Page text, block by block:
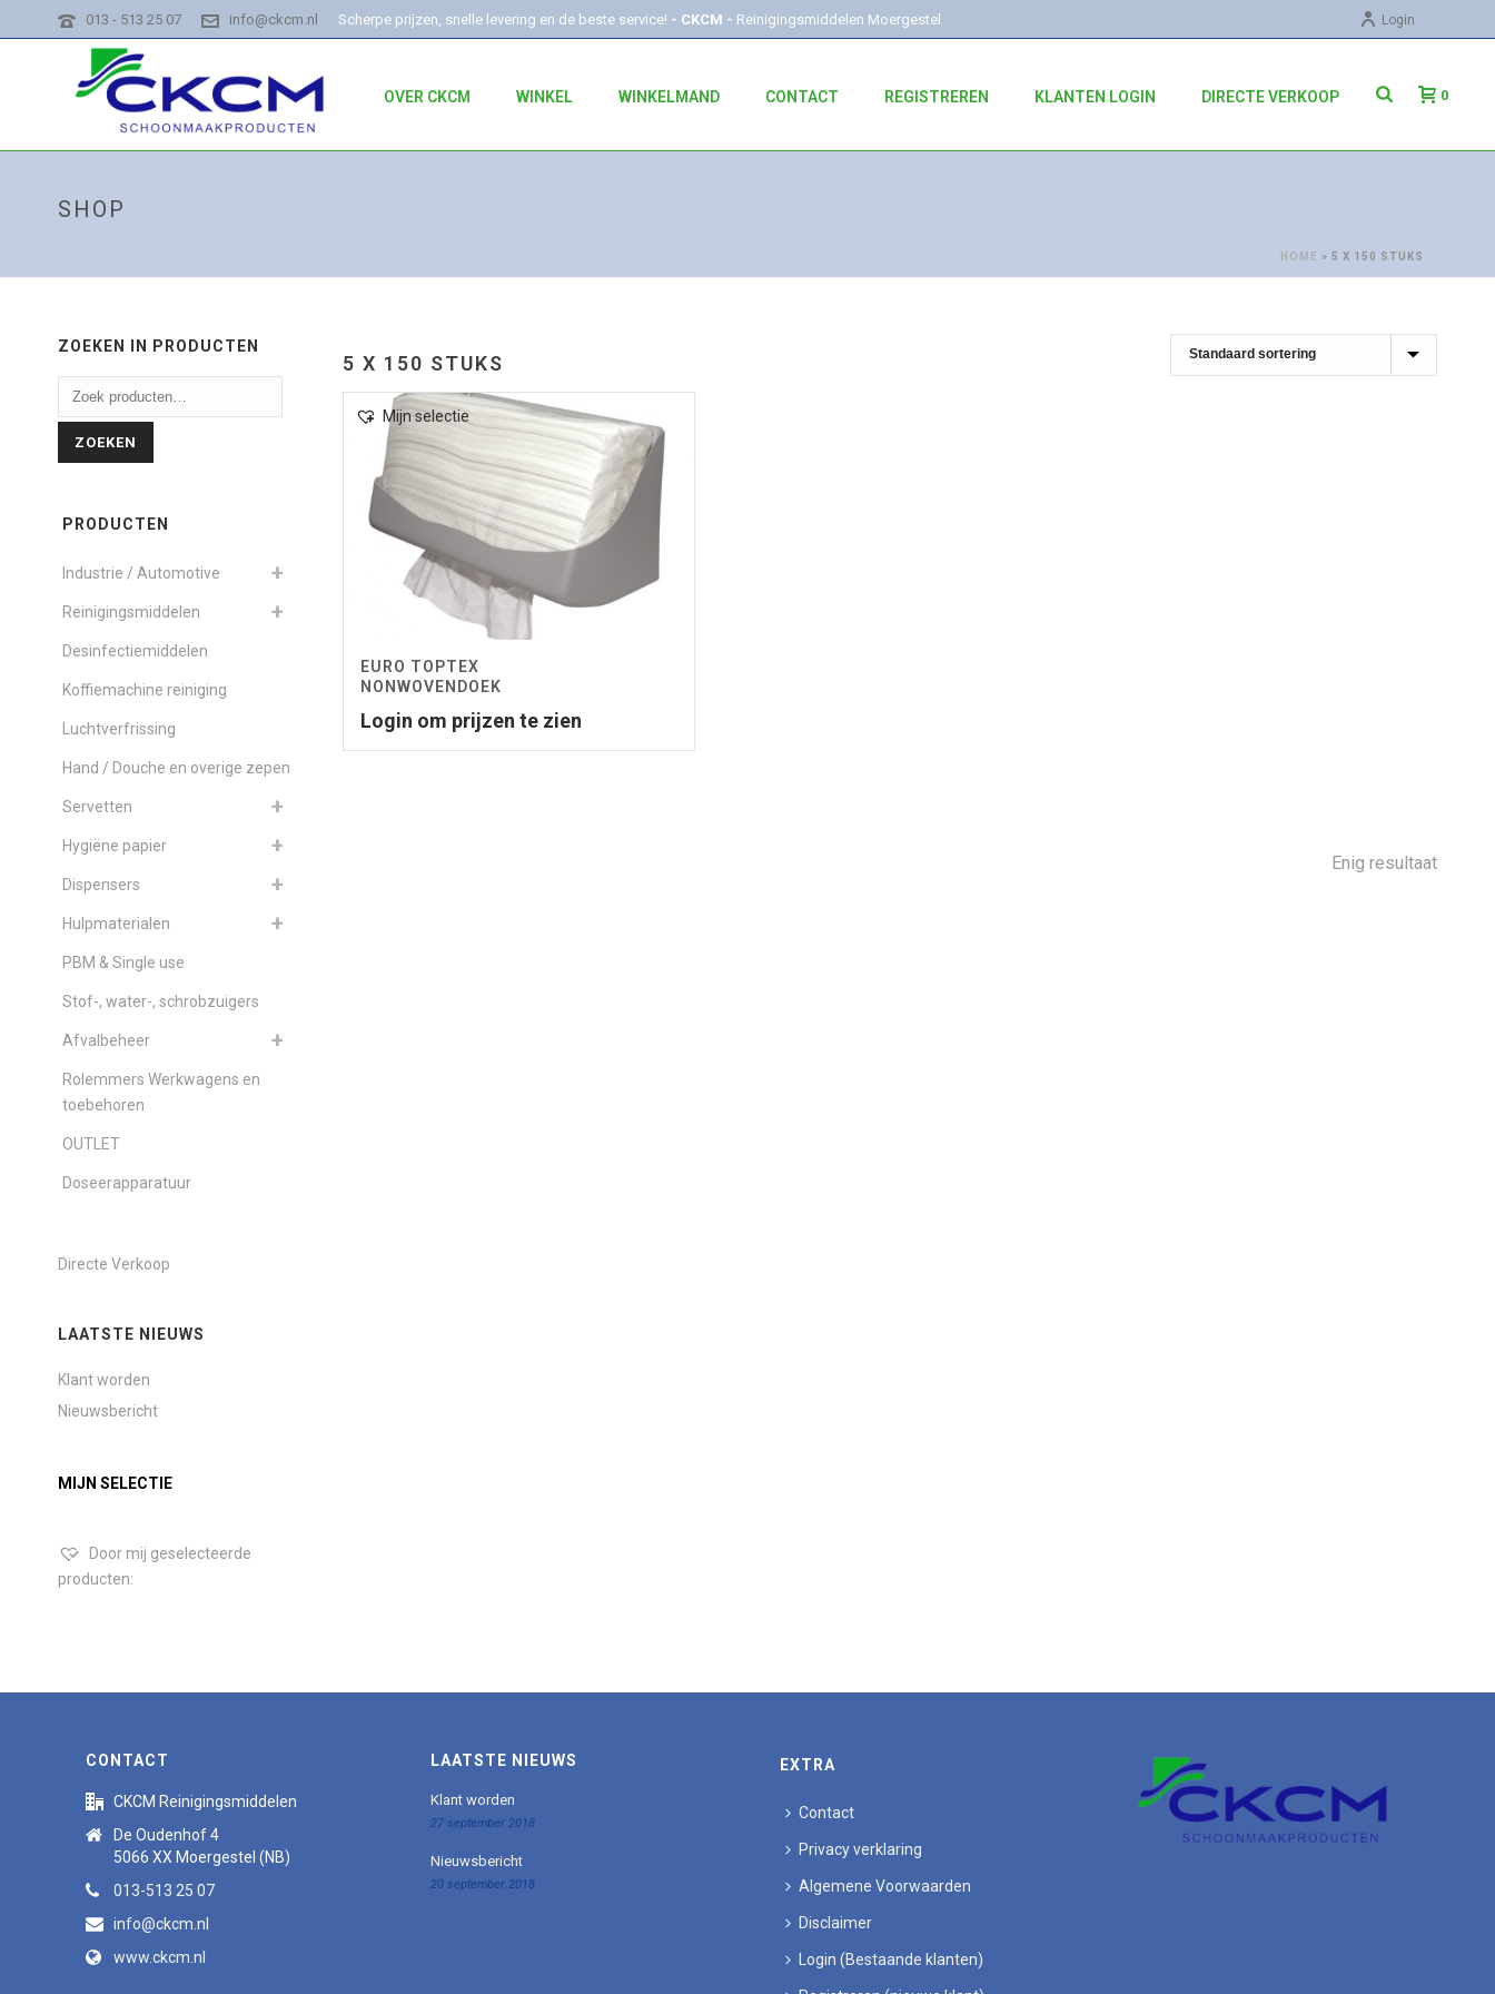
013 - 513 25 07 info@ckcm.nl Scherpe prijzen, snelle levering en de beste service! - CKCM - Reinigingsmiddelen Moergestel Login
OVER CKCM WINKEL WINKELMAND CONTACT REGISTREREN KLANTEN LOGIN DIRECTE VERKOOP 0
SHOP
HOME » 5 X 150 STUKS
5 X 150 STUKS
Mijn selectie
EURO TOPTEX
NONWOVENDOEK
Login om prijzen te zien
Enig resultaat
ZOEKEN IN PRODUCTEN
ZOEKEN
PRODUCTEN
Industrie / Automotive
Reinigingsmiddelen
Desinfectiemiddelen
Koffiemachine reiniging
Luchtverfrissing
Hand / Douche en overige zepen
Servetten
Hygiëne papier
Dispensers
Hulpmaterialen
PBM & Single use
Stof-, water-, schrobzuigers
Afvalbeheer
Rolemmers Werkwagens en
toebehoren
OUTLET
Doseerapparatuur
Directe Verkoop
LAATSTE NIEUWS
Klant worden
Nieuwsbericht
MIJN SELECTIE
Door mij geselecteerde
producten:
CONTACT
CKCM Reinigingsmiddelen
De Oudenhof 4
5066 XX Moergestel (NB)
013-513 25 07
info@ckcm.nl
www.ckcm.nl
LAATSTE NIEUWS
Klant worden
27 september 2018
Nieuwsbericht
20 september 2018
EXTRA
Contact
Privacy verklaring
Algemene Voorwaarden
Disclaimer
Login (Bestaande klanten)